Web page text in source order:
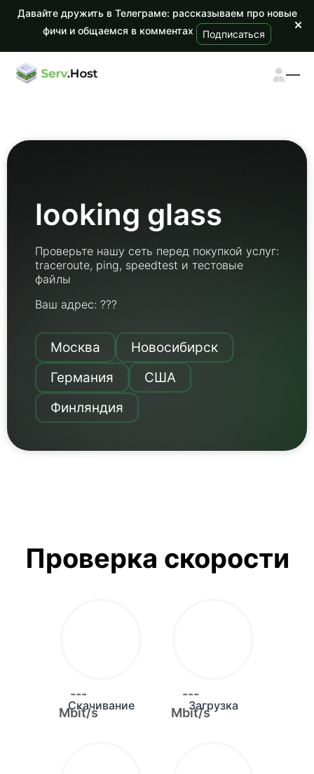
Давайте дружить в Телеграме: рассказываем про новые
фичи и общаемся в комментах
Подписаться
looking glass
Проверьте нашу сеть перед покупкой услуг:
traceroute, ping, speedtest и тестовые
файлы
Ваш адрес: ???
Москва
Новосибирск
Германия
США
Финляндия
Проверка скорости
---
Mbit/s
Скачивание
---
Mbit/s
Загрузка